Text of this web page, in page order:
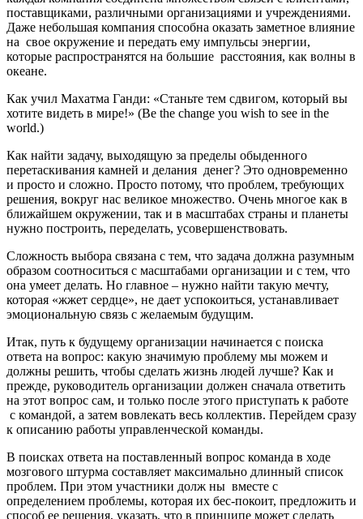
поставщиками, различными организациями и учреждениями.
Даже небольшая компания способна оказать заметное влияние
на свое окружение и передать ему импульсы энергии,
которые распространятся на большие расстояния, как волны в
океане.
Как учил Махатма Ганди: «Станьте тем сдвигом, который вы
хотите видеть в мире!» (Be the change you wish to see in the
world.)
Как найти задачу, выходящую за пределы обыденного
перетаскивания камней и делания денег? Это одновременно
и просто и сложно. Просто потому, что проблем, требующих
решения, вокруг нас великое множество. Очень многое как в
ближайшем окружении, так и в масштабах страны и планеты
нужно построить, переделать, усовершенствовать.
Сложность выбора связана с тем, что задача должна разумным
образом соотноситься с масштабами организации и с тем, что
она умеет делать. Но главное – нужно найти такую мечту,
которая «жжет сердце», не дает успокоиться, устанавливает
эмоциональную связь с желаемым будущим.
Итак, путь к будущему организации начинается с поиска
ответа на вопрос: какую значимую проблему мы можем и
должны решить, чтобы сделать жизнь людей лучше? Как и
прежде, руководитель организации должен сначала ответить
на этот вопрос сам, и только после этого приступать к работе
с командой, а затем вовлекать весь коллектив. Перейдем сразу
к описанию работы управленческой команды.
В поисках ответа на поставленный вопрос команда в ходе
мозгового штурма составляет максимально длинный список
проблем. При этом участники долж ны вместе с
определением проблемы, которая их бес-покоит, предложить и
способ ее решения, указать, что в принципе может сделать